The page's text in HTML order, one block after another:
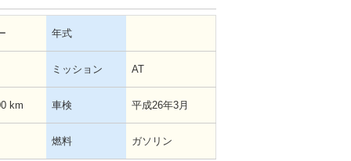
年式
ミッション AT
km 車検 平成26年3月
燃料 ガソリン